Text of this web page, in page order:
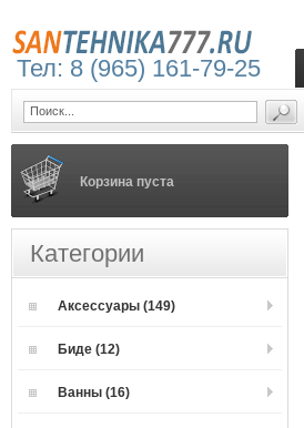
Корзина пуста
Категории
Аксессуары (149)
Биде (12)
Ванны (16)
Тел: 8 (965) 161-79-25